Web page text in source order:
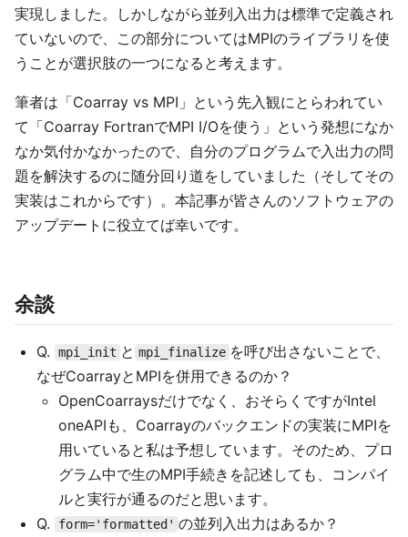
実現しました。しかしながら並列入出力は標準で定義され
ていないので、この部分についてはMPIのライブラリを使
うことが選択肢の一つになると考えます。
筆者は「Coarray vs MPI」という先入観にとらわれてい
て「Coarray FortranでMPI I/Oを使う」という発想になか
なか気付かなかったので、自分のプログラムで入出力の問
題を解決するのに随分回り道をしていました（そしてその
実装はこれからです）。本記事が皆さんのソフトウェアの
アップデートに役立てば幸いです。
余談
Q. mpi_init と mpi_finalize を呼び出さないことで、
なぜCoarrayとMPIを併用できるのか？
OpenCoarraysだけでなく、おそらくですがIntel
oneAPIも、Coarrayのバックエンドの実装にMPIを
用いていると私は予想しています。そのため、プロ
グラム中で生のMPI手続きを記述しても、コンパイ
ルと実行が通るのだと思います。
Q.
form='formatted' の並列入出力はあるか？